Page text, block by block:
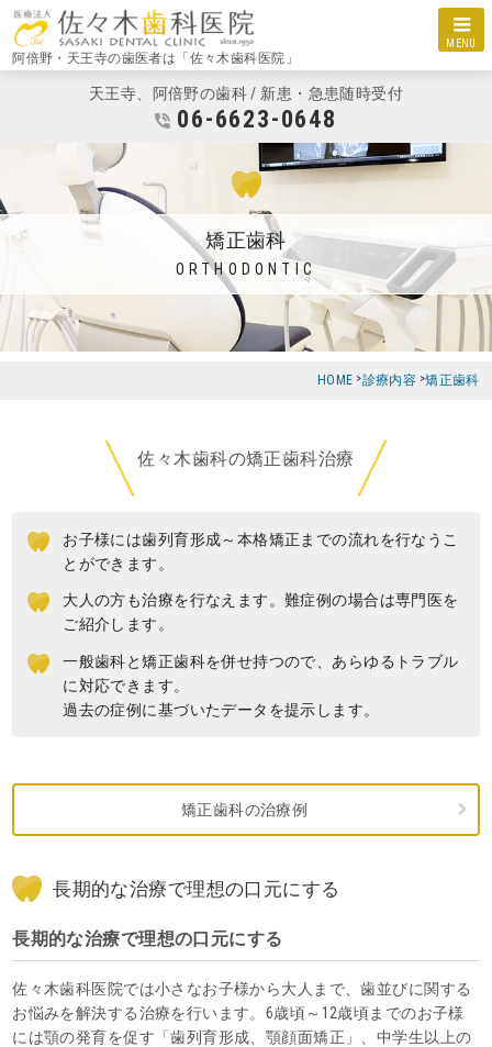
阿倍野・天王寺の歯医者は「佐々木歯科医院」
MENU
天王寺、阿倍野の歯科 / 新患・急患随時受付
06-6623-0648
矯正歯科
ORTHODONTIC
HOME 診療内容 矯正歯科
佐々木歯科の矯正歯科治療
お子様には歯列育形成～本格矯正までの流れを行なうこ
とができます。
大人の方も治療を行なえます。難症例の場合は専門医を
ご紹介します。
一般歯科と矯正歯科を併せ持つので、あらゆるトラブル
に対応できます。
過去の症例に基づいたデータを提示します。
矯正歯科の治療例
長期的な治療で理想の口元にする
長期的な治療で理想の口元にする
佐々木歯科医院では小さなお子様から大人まで、歯並びに関する
お悩みを解決する治療を行います。6歳頃～12歳頃までのお子様
には顎の発育を促す「歯列育形成、顎顔面矯正」、中学生以上の